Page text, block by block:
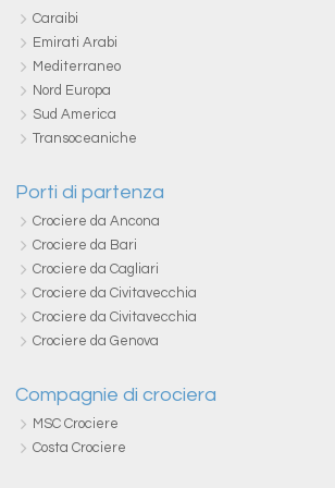
Caraibi
Emirati Arabi
Mediterraneo
Nord Europa
Sud America
Transoceaniche
Porti di partenza
Crociere da Ancona
Crociere da Bari
Crociere da Cagliari
Crociere da Civitavecchia
Crociere da Civitavecchia
Crociere da Genova
Compagnie di crociera
MSC Crociere
Costa Crociere